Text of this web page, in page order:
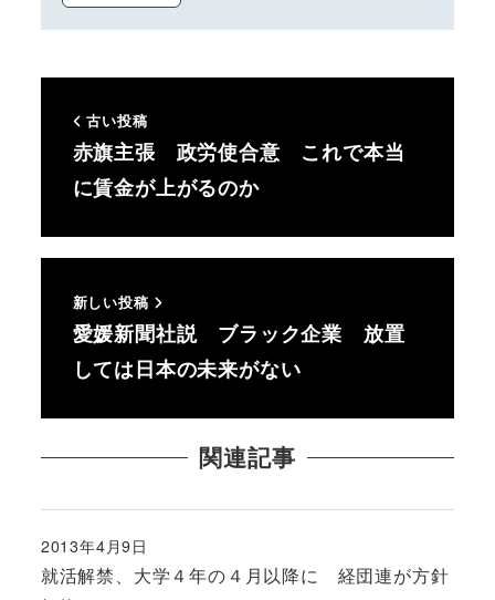
古い投稿
赤旗主張 政労使合意 これで本当
に賃金が上がるのか
新しい投稿
愛媛新聞社説 ブラック企業 放置
しては日本の未来がない
関連記事
就活解禁、大学４年の４月以降に 経団連が方針
投稿日
2013年4月9日